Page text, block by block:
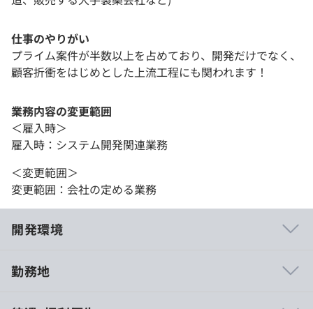
仕事のやりがい
プライム案件が半数以上を占めており、開発だけでなく、
顧客折衝をはじめとした上流工程にも関われます！
業務内容の変更範囲
＜雇入時＞
雇入時：システム開発関連業務
＜変更範囲＞
変更範囲：会社の定める業務
開発環境
勤務地